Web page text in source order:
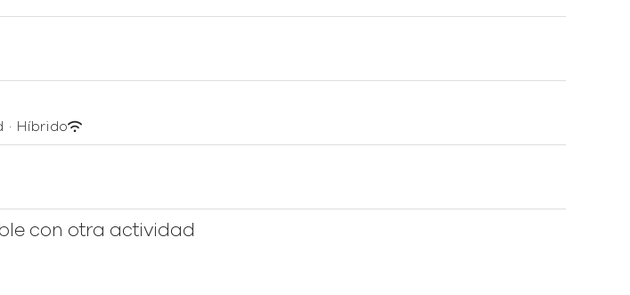
· Híbrido
con otra actividad